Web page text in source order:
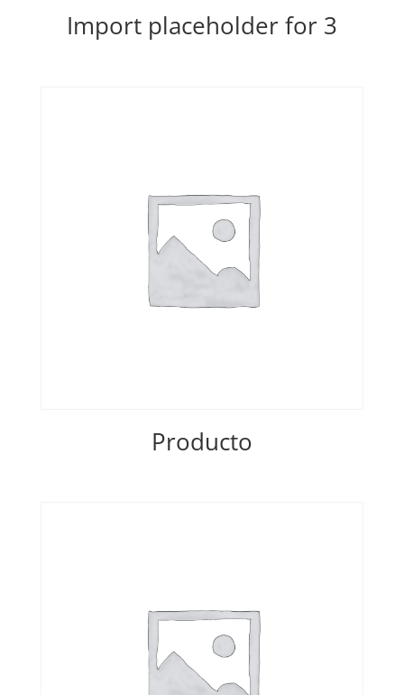
Import placeholder for 3
Producto